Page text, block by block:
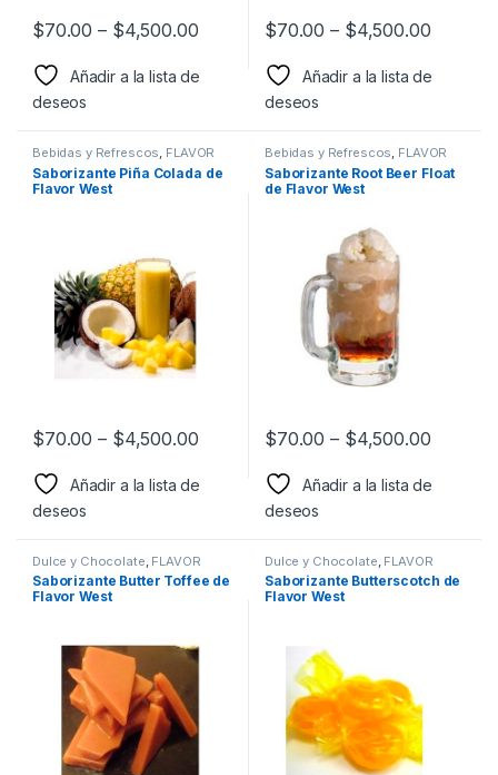
$70.00 – $4,500.00
Añadir a la lista de
deseos
$70.00 – $4,500.00
Añadir a la lista de
deseos
Bebidas y Refrescos, FLAVOR
WEST ,Sabor a Bebidas y
Refrescos,Saborizantes
Saborizante Piña Colada de
Flavor West
$70.00 – $4,500.00
Añadir a la lista de
deseos
Bebidas y Refrescos, FLAVOR
WEST ,Sabor a Bebidas y
Refrescos,Saborizantes
Saborizante Root Beer Float
de Flavor West
$70.00 – $4,500.00
Añadir a la lista de
deseos
Dulce y Chocolate FLAVOR
WEST ,Sabor a Dulce y
Chocolate,Saborizantes
Saborizante Butter Toffee de
Flavor West
Dulce y Chocolate FLAVOR
WEST ,Sabor a Dulce y
Chocolate,Saborizantes
Saborizante Butterscotch de
Flavor West